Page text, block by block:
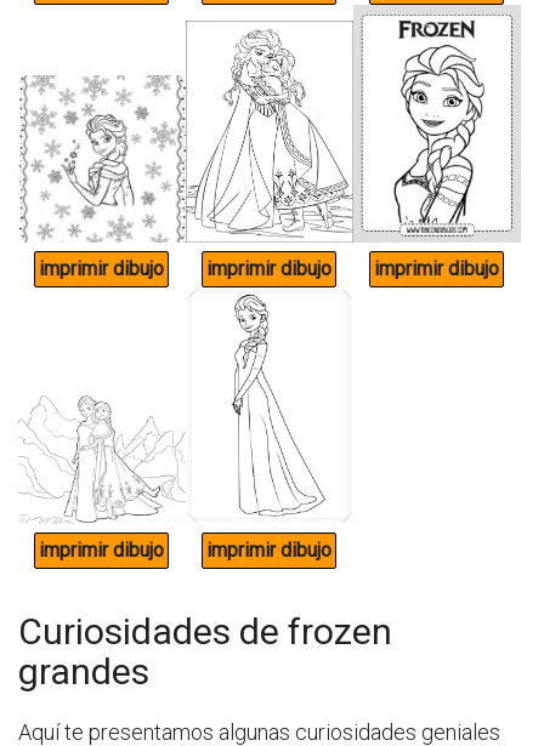
Curiosidades de frozen
grandes
Aquí te presentamos algunas curiosidades geniales